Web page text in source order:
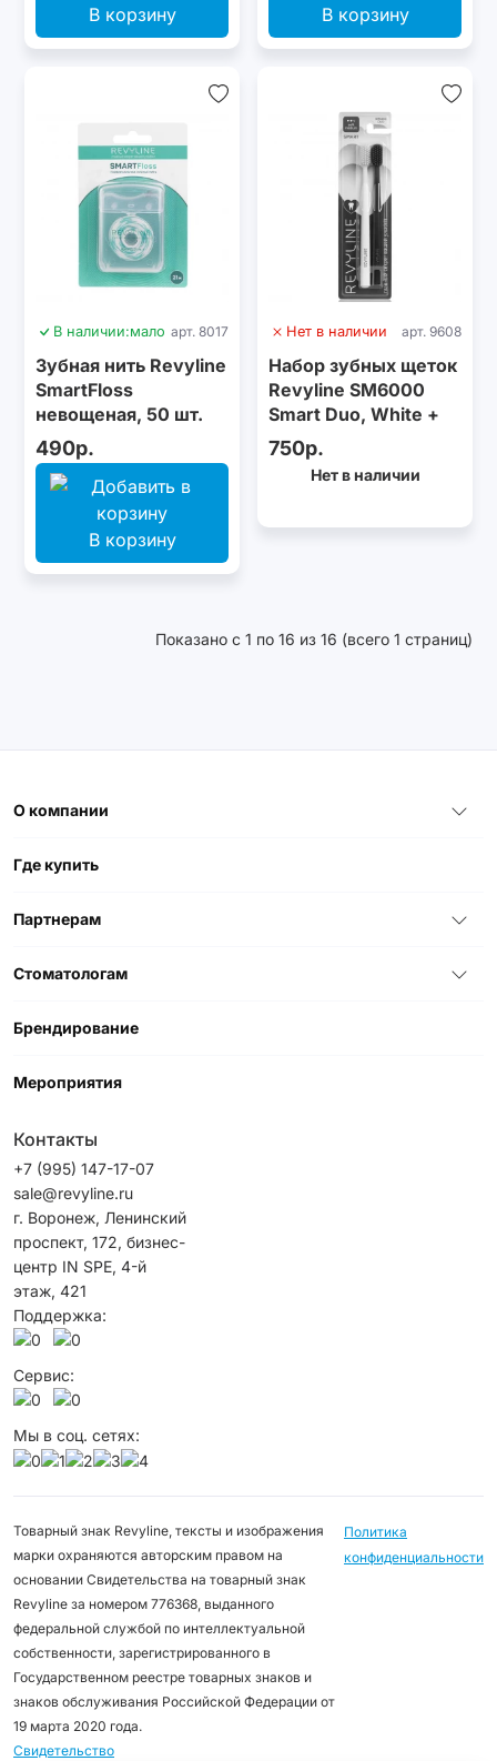
В корзину В корзину
В наличии:мало арт. 8017
Зубная нить Revyline
SmartFloss
невощеная, 50 шт.
490р.
В корзину
Нет в наличии арт. 9608
Набор зубных щеток
Revyline SM6000
Smart Duo, White +
Black
750р.
Нет в наличии
Показано с 1 по 16 из 16 (всего 1 страниц)
О компании
Где купить
Партнерам
Стоматологам
Брендирование
Мероприятия
Контакты
+7 (995) 147-17-07
sale@revyline.ru
г. Воронеж, Ленинский
проспект, 172, бизнес-
центр IN SPE, 4-й
этаж, 421
Поддержка:
Сервис:
Мы в соц. сетях:
Товарный знак Revyline, тексты и изображения
марки охраняются авторским правом на
основании Свидетельства на товарный знак
Revyline за номером 776368, выданного
федеральной службой по интеллектуальной
собственности, зарегистрированного в
Государственном реестре товарных знаков и
знаков обслуживания Российской Федерации от
19 марта 2020 года.
Свидетельство
Политика
конфиденциальности